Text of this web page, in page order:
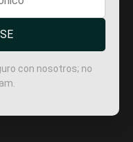
con nosotros; no